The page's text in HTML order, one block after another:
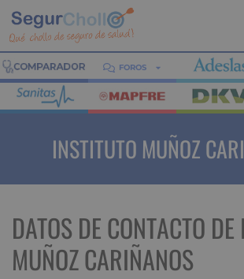
FOROS
INSTITUTO MUÑOZ
DATOS DE CONTACTO
MUÑOZ CARIÑANOS